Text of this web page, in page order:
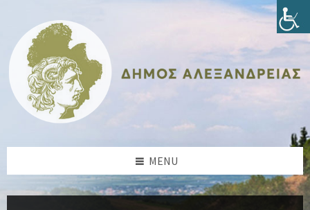
content
sidebar
sidebar
footer
MENU